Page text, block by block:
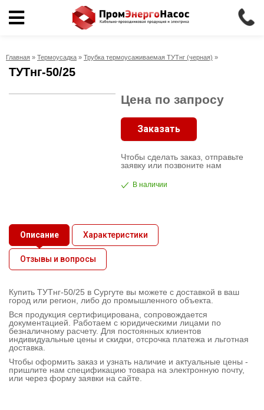
продукция
Электрика
компании
информация
Главная » Термоусадка » Трубка термоусаживаемая ТУТнг (черная) »
ТУТнг-50/25
Цена по запросу
Заказать
Чтобы сделать заказ, отправьте
заявку или позвоните нам
В наличии
Описание Характеристики
Отзывы и вопросы
Купить ТУТнг-50/25 в Сургуте вы можете с доставкой в ваш
город или регион, либо до промышленного объекта.
Вся продукция сертифицирована, сопровождается
документацией. Работаем с юридическими лицами по
безналичному расчету. Для постоянных клиентов
индивидуальные цены и скидки, отсрочка платежа и льготная
доставка.
Чтобы оформить заказ и узнать наличие и актуальные цены -
пришлите нам спецификацию товара на электронную почту,
или через форму заявки на сайте.